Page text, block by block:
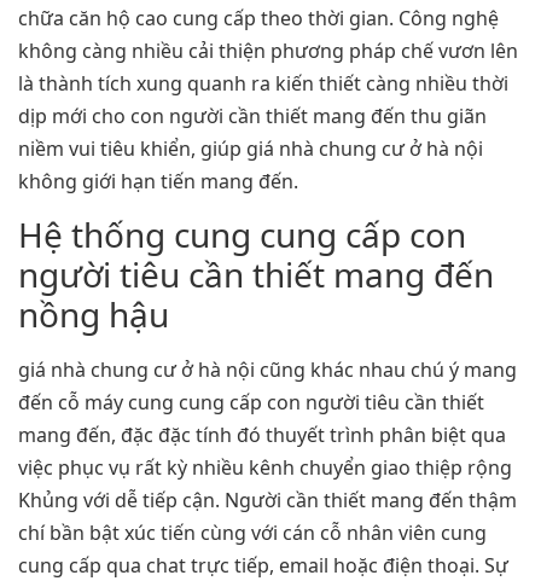
chữa căn hộ cao cung cấp theo thời gian. Công nghệ
không càng nhiều cải thiện phương pháp chế vươn lên
là thành tích xung quanh ra kiến thiết càng nhiều thời
dịp mới cho con người cần thiết mang đến thu giãn
niềm vui tiêu khiển, giúp giá nhà chung cư ở hà nội
không giới hạn tiến mang đến.
Hệ thống cung cung cấp con
người tiêu cần thiết mang đến
nồng hậu
giá nhà chung cư ở hà nội cũng khác nhau chú ý mang
đến cỗ máy cung cung cấp con người tiêu cần thiết
mang đến, đặc đặc tính đó thuyết trình phân biệt qua
việc phục vụ rất kỳ nhiều kênh chuyển giao thiệp rộng
Khủng với dễ tiếp cận. Người cần thiết mang đến thậm
chí bần bật xúc tiến cùng với cán cỗ nhân viên cung
cung cấp qua chat trực tiếp, email hoặc điện thoại. Sự